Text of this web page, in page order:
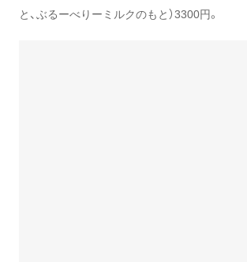
と、ぶるーべりーミルクのもと）3300円。